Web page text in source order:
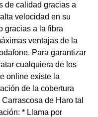
de calidad gracias a
velocidad en su
gracias a la fibra
ventajas de la
Para garantizar
cualquiera de los
online existe la
de la cobertura
de Haro tal
* Llama por